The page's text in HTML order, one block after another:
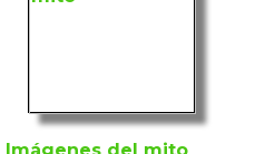
Imágenes del mito